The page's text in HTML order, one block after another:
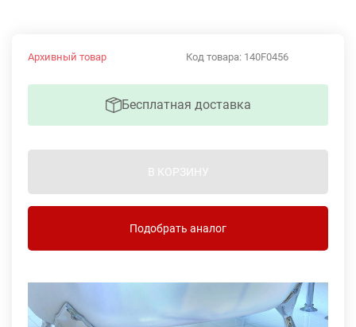
Код товара: 140F0456
Архивный товар
Бесплатная доставка
В КОРЗИНУ
Подобрать аналог